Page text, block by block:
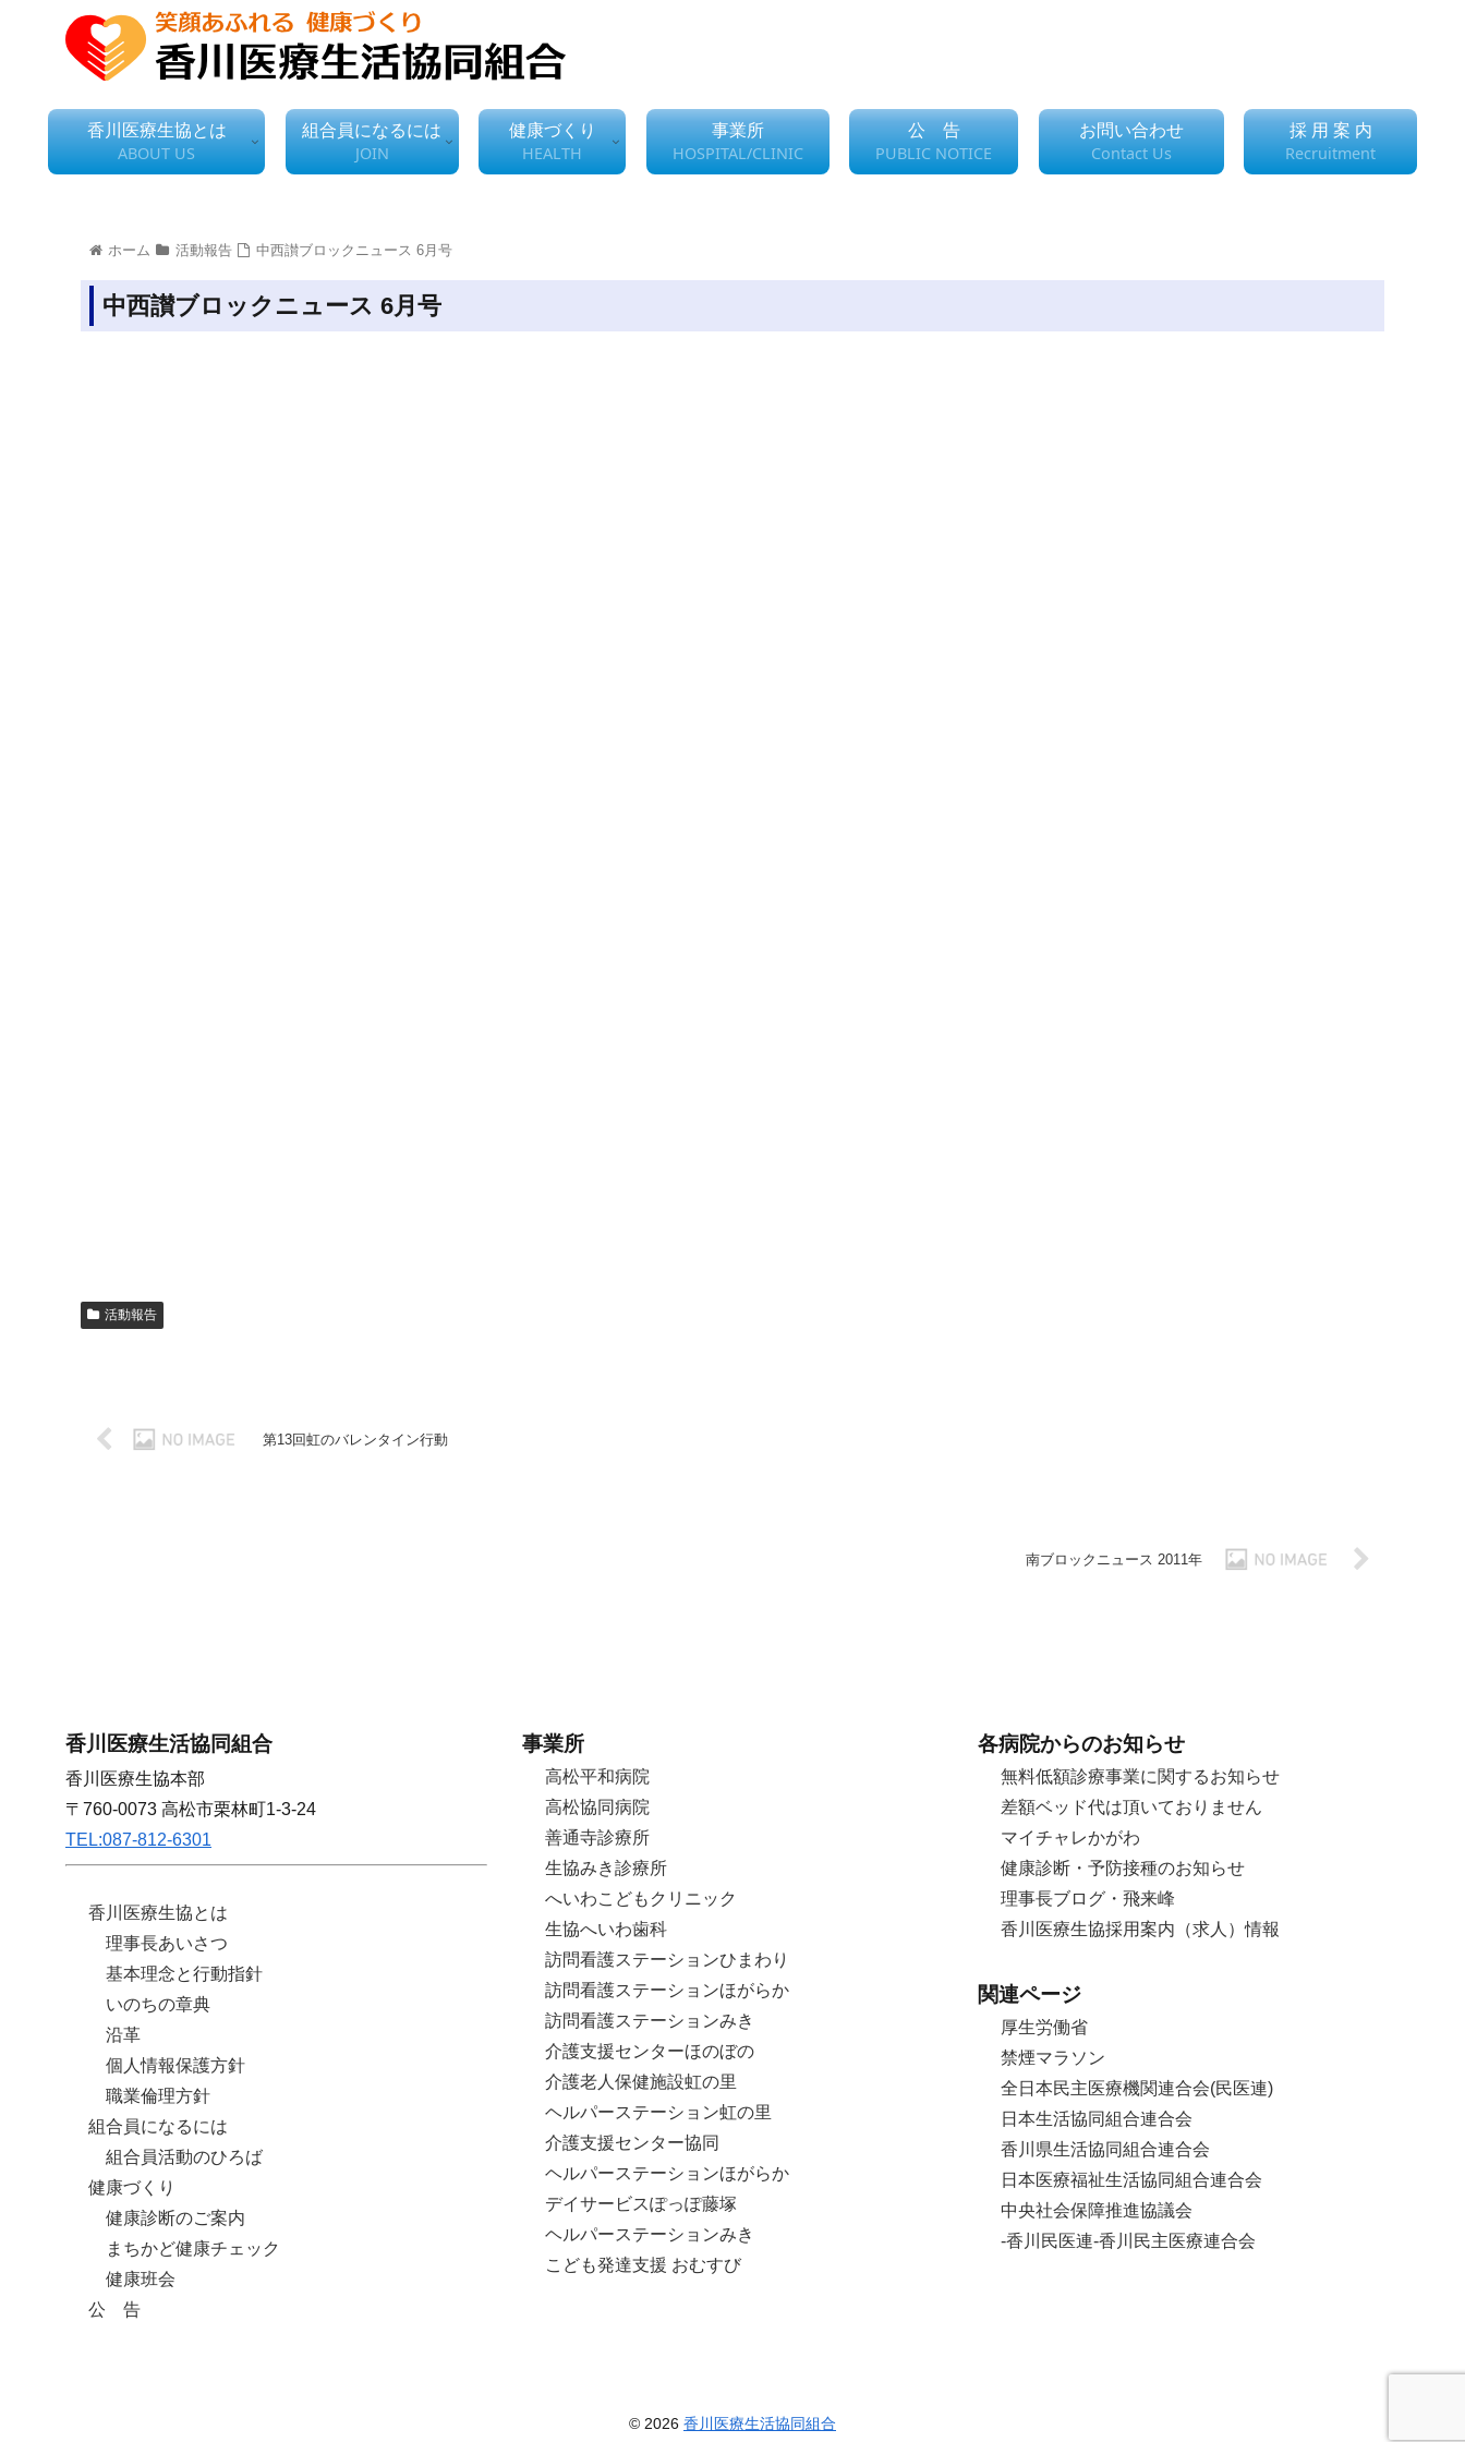
香川医療生協とは
ABOUT US
組合員になるには
JOIN
健康づくり
HEALTH
事業所
HOSPITAL/CLINIC
公 告
PUBLIC NOTICE
お問い合わせ
Contact Us
採 用 案 内
Recruitment
ホーム 活動報告 中西讃ブロックニュース 6月号
中西讃ブロックニュース 6月号
活動報告
第13回虹のバレンタイン行動
南ブロックニュース 2011年
香川医療生活協同組合
香川医療生協本部
〒760-0073 高松市栗林町1-3-24
TEL:087-812-6301
香川医療生協とは
理事長あいさつ
基本理念と行動指針
いのちの章典
沿革
個人情報保護方針
職業倫理方針
組合員になるには
組合員活動のひろば
健康づくり
健康診断のご案内
まちかど健康チェック
健康班会
公 告
事業所
高松平和病院
高松協同病院
善通寺診療所
生協みき診療所
へいわこどもクリニック
生協へいわ歯科
訪問看護ステーションひまわり
訪問看護ステーションほがらか
訪問看護ステーションみき
介護支援センターほのぼの
介護老人保健施設虹の里
ヘルパーステーション虹の里
介護支援センター協同
ヘルパーステーションほがらか
デイサービスぽっぽ藤塚
ヘルパーステーションみき
こども発達支援 おむすび
各病院からのお知らせ
無料低額診療事業に関するお知らせ
差額ベッド代は頂いておりません
マイチャレかがわ
健康診断・予防接種のお知らせ
理事長ブログ・飛来峰
香川医療生協採用案内（求人）情報
関連ページ
厚生労働省
禁煙マラソン
全日本民主医療機関連合会(民医連)
日本生活協同組合連合会
香川県生活協同組合連合会
日本医療福祉生活協同組合連合会
中央社会保障推進協議会
-香川民医連-香川民主医療連合会
© 2026 香川医療生活協同組合